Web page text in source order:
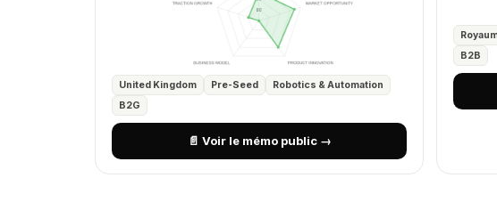
United Kingdom Pre-Seed
Robotics & Automation
B2G
📄 Voir le mémo public →
B2B